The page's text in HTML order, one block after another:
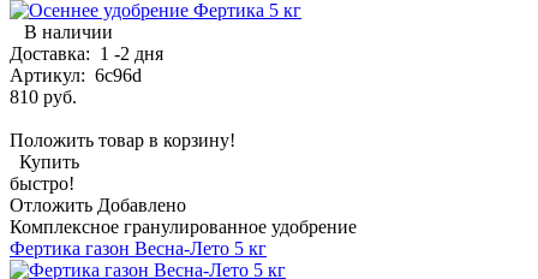
В наличии
Доставка: 1 -2 дня
Артикул: 6c96d
810 руб.
Положить товар в корзину!
Купить
быстро!
Отложить Добавлено
Комплексное гранулированное удобрение
Фертика газон Весна-Лето 5 кг